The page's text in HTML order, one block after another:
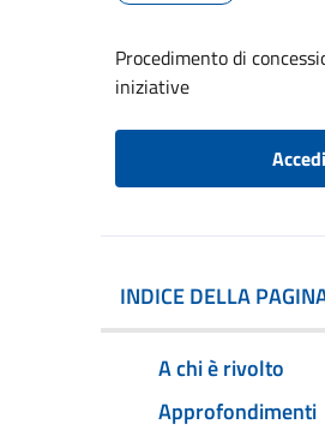
Procedimento di
iniziative
INDICE DELLA
A chi è rivolto
Approfondimenti